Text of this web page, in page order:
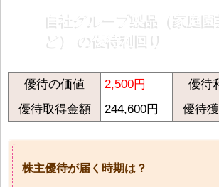
自社グループ製品（家庭
ど） の優待利回り
優待の価値 2,500円 優待
優待取得金額 244,600円 優待
株主優待が届く時期は？